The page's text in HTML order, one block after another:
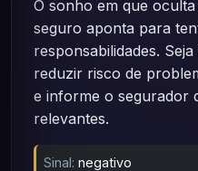
O sonho em que
seguro aponta para
responsabilidades.
reduzir risco de
e informe o segurador
relevantes.
Sinal: negativo